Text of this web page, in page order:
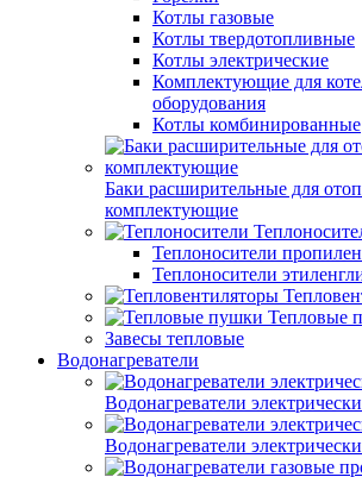
Котлы газовые
Котлы твердотопливные
Котлы электрические
Комплектующие для
оборудования
Котлы комбинированные
Баки расширительные для
комплектующие
Теплоносители
Теплоносители
Тепловые
Завесы тепловые
Водонагреватели
Водонагреватели
Водонагреватели